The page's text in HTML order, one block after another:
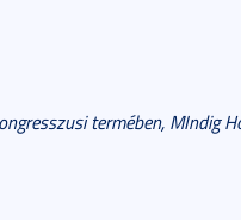
termében, MIndig